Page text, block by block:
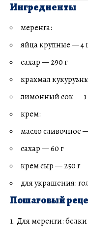
Ингредиенты
меренга:
яйца крупные — 4
сахар — 290 г
крахмал
лимонный сок — 1
крем:
масло сливочное
сахар — 60 г
крем сыр — 250 г
для украшения:
Пошаговый
1. Для меренги: